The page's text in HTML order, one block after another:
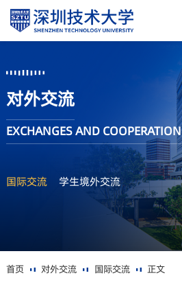
对外交流
EXCHANGES AND COOPERATION
国际交流 学生境外交流
首页 对外交流 国际交流 正文